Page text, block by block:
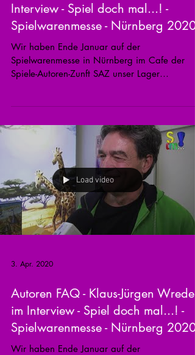
Interview - Spiel doch mal...! -
Spielwarenmesse - Nürnberg 2020
Wir haben Ende Januar auf der
Spielwarenmesse in Nürnberg im Cafe der
Spiele-Autoren-Zunft SAZ unser Lager
Load video
3. Apr. 2020
Autoren FAQ - Klaus-Jürgen Wrede
im Interview - Spiel doch mal...! -
Spielwarenmesse - Nürnberg 2020
Wir haben Ende Januar auf der